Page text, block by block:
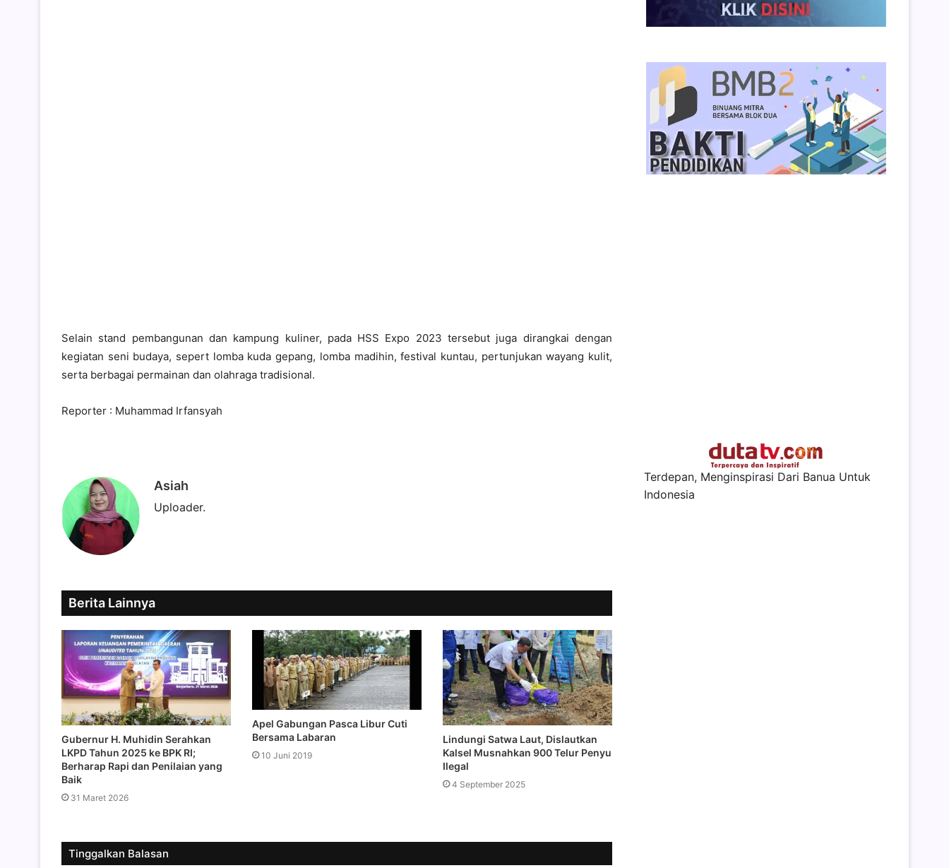
Selain stand pembangunan dan kampung kuliner, pada HSS Expo 2023 tersebut juga dirangkai dengan
kegiatan seni budaya, sepert lomba kuda gepang, lomba madihin, festival kuntau, pertunjukan wayang kulit,
serta berbagai permainan dan olahraga tradisional.
Reporter : Muhammad Irfansyah
Asiah
Uploader.
Berita Lainnya
Gubernur H. Muhidin Serahkan
LKPD Tahun 2025 ke BPK RI;
Berharap Rapi dan Penilaian yang
Baik
31 Maret 2026
Apel Gabungan Pasca Libur Cuti
Bersama Labaran
10 Juni 2019
Lindungi Satwa Laut, Dislautkan
Kalsel Musnahkan 900 Telur Penyu
Ilegal
4 September 2025
Tinggalkan Balasan
Terdepan, Menginspirasi Dari Banua Untuk
Indonesia